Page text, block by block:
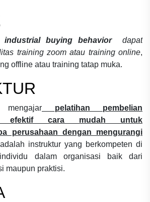
industrial buying behavior
dapat
training zoom atau training online,
offline atau training tatap muka.
pelatihan pembelian
efektif cara mudah untuk
perusahaan dengan mengurangi
instruktur yang berkompeten di
dalam organisasi baik dari
maupun praktisi.